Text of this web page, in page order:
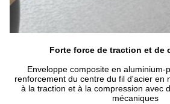
Forte force de traction et de
Enveloppe composite en aluminium-
renforcement du centre du fil d'acier en
à la traction et à la compression avec
mécaniques